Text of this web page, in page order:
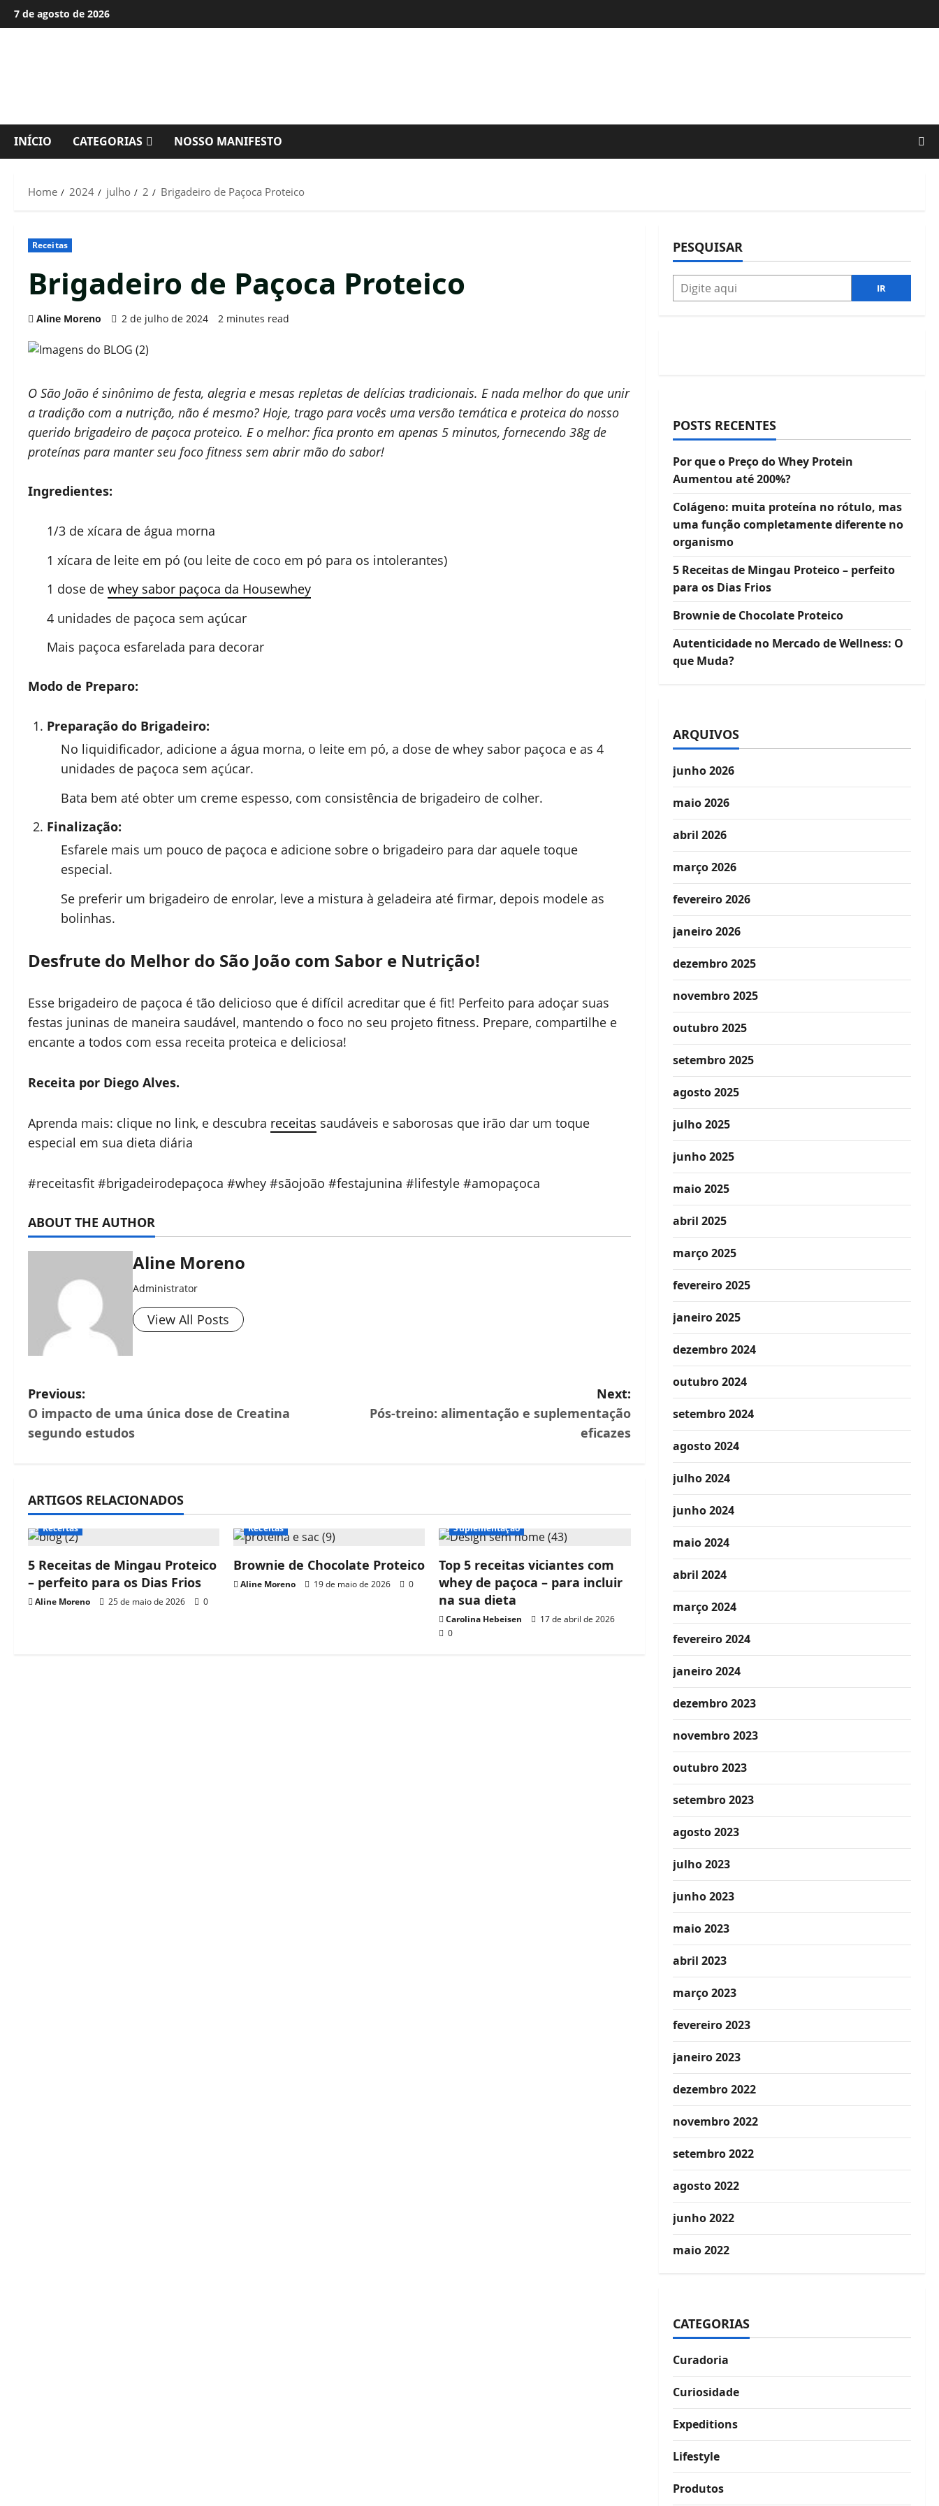
Skip
to
7 de agosto de 2026
INÍCIO CATEGORIAS NOSSO MANIFESTO
Home 2024 julho 2 Brigadeiro de Paçoca Proteico
Receitas
Brigadeiro de Paçoca Proteico
Aline Moreno 2 de julho de 2024 2 minutes read
O São João é sinônimo de festa, alegria e mesas repletas de delícias tradicionais. E nada melhor do que unir
a tradição com a nutrição, não é mesmo? Hoje, trago para vocês uma versão temática e proteica do nosso
querido brigadeiro de paçoca proteico. E o melhor: fica pronto em apenas 5 minutos, fornecendo 38g de
proteínas para manter seu foco fitness sem abrir mão do sabor!
Ingredientes:
1/3 de xícara de água morna
1 xícara de leite em pó (ou leite de coco em pó para os intolerantes)
1 dose de whey sabor paçoca da Housewhey
4 unidades de paçoca sem açúcar
Mais paçoca esfarelada para decorar
Modo de Preparo:
Preparação do Brigadeiro:
No liquidificador, adicione a água morna, o leite em pó, a dose de whey sabor paçoca e as 4
unidades de paçoca sem açúcar.
Bata bem até obter um creme espesso, com consistência de brigadeiro de colher.
Finalização:
Esfarele mais um pouco de paçoca e adicione sobre o brigadeiro para dar aquele toque
especial.
Se preferir um brigadeiro de enrolar, leve a mistura à geladeira até firmar, depois modele as
bolinhas.
Desfrute do Melhor do São João com Sabor e Nutrição!
Esse brigadeiro de paçoca é tão delicioso que é difícil acreditar que é fit! Perfeito para adoçar suas
festas juninas de maneira saudável, mantendo o foco no seu projeto fitness. Prepare, compartilhe e
encante a todos com essa receita proteica e deliciosa!
Receita por Diego Alves.
Aprenda mais: clique no link, e descubra receitas saudáveis e saborosas que irão dar um toque
especial em sua dieta diária
#receitasfit #brigadeirodepaçoca #whey #sãojoão #festajunina #lifestyle #amopaçoca
ABOUT THE AUTHOR
Aline Moreno
Administrator
View All Posts
P
o
n
a
v
i
Previous:
O impacto de uma única dose de Creatina
segundo estudos
Next:
Pós-treino: alimentação e suplementação
eficazes
ARTIGOS RELACIONADOS
Receitas
5 Receitas de Mingau Proteico
– perfeito para os Dias Frios
Aline Moreno 25 de maio de 2026 0
Receitas
Brownie de Chocolate Proteico
Aline Moreno 19 de maio de 2026 0
Suplementação
Top 5 receitas viciantes com
whey de paçoca – para incluir
na sua dieta
Carolina Hebeisen
17 de abril de 2026
0
PESQUISAR
IR
POSTS RECENTES
Por que o Preço do Whey Protein
Aumentou até 200%?
Colágeno: muita proteína no rótulo, mas
uma função completamente diferente no
organismo
5 Receitas de Mingau Proteico – perfeito
para os Dias Frios
Brownie de Chocolate Proteico
Autenticidade no Mercado de Wellness: O
que Muda?
ARQUIVOS
junho 2026
maio 2026
abril 2026
março 2026
fevereiro 2026
janeiro 2026
dezembro 2025
novembro 2025
outubro 2025
setembro 2025
agosto 2025
julho 2025
junho 2025
maio 2025
abril 2025
março 2025
fevereiro 2025
janeiro 2025
dezembro 2024
outubro 2024
setembro 2024
agosto 2024
julho 2024
junho 2024
maio 2024
abril 2024
março 2024
fevereiro 2024
janeiro 2024
dezembro 2023
novembro 2023
outubro 2023
setembro 2023
agosto 2023
julho 2023
junho 2023
maio 2023
abril 2023
março 2023
fevereiro 2023
janeiro 2023
dezembro 2022
novembro 2022
setembro 2022
agosto 2022
junho 2022
maio 2022
CATEGORIAS
Curadoria
Curiosidade
Expeditions
Lifestyle
Produtos